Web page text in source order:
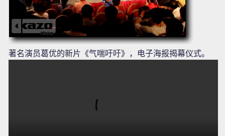
著名演员葛优的新片《气喘吁吁》，电子海报揭幕仪式。